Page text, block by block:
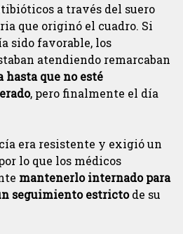
a través del suero
que originó el cuadro. Si
sido favorable, los
atendiendo remarcaban
que no esté
, pero finalmente el día
era resistente y exigió un
lo que los médicos
mantenerlo internado para
seguimiento estrictode su